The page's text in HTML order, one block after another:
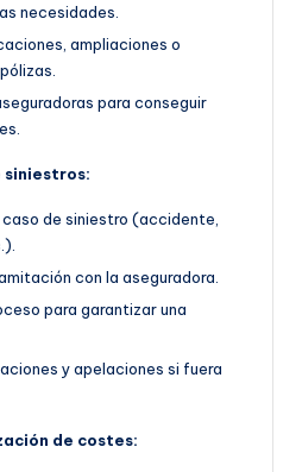
necesidades.
ampliaciones o
para conseguir
siniestros:
de siniestro (accidente,
con la aseguradora.
para garantizar una
y apelaciones si fuera
de costes: